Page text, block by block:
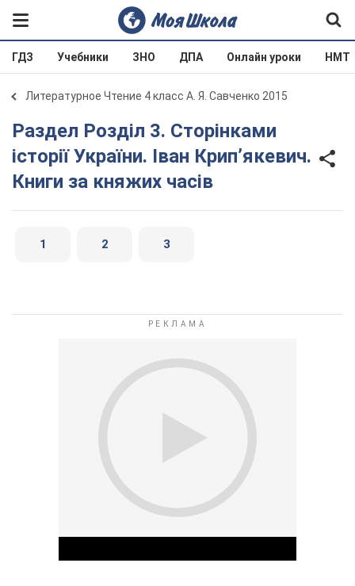
ГДЗ Учебники ЗНО ДПА Онлайн уроки НМТ
Литературное Чтение 4 класс А. Я. Савченко 2015
Раздел Розділ 3. Сторінками
історії України. Іван Крип’якевич.
Книги за княжих часів
1 2 3